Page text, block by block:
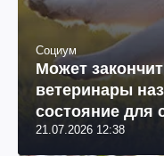
Социум
Может
ветеринары
состояние для
21.07.2026 12:38